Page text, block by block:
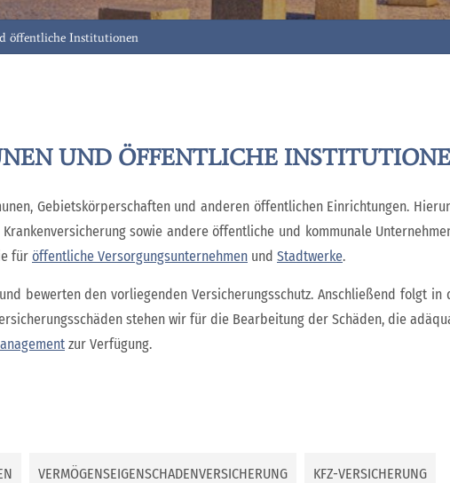
öffentliche Institutionen
UND ÖFFENTLICHE
Gebietskörperschaften und anderen öffentlichen Einrichtungen.
sowie andere öffentliche und kommunale
für öffentliche Versorgungsunternehmen und Stadtwerke.
bewerten den vorliegenden Versicherungsschutz. Anschließend folgt in
stehen wir für die Bearbeitung der Schäden, die
zur Verfügung.
VERMÖGENSEIGENSCHADENVERSICHERUNG KFZ-VERSICHERUNG